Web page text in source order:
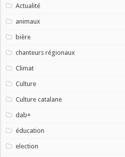
Actualité
animaux
bière
chanteurs régionaux
Climat
Culture
Culture catalane
dab+
éducation
election